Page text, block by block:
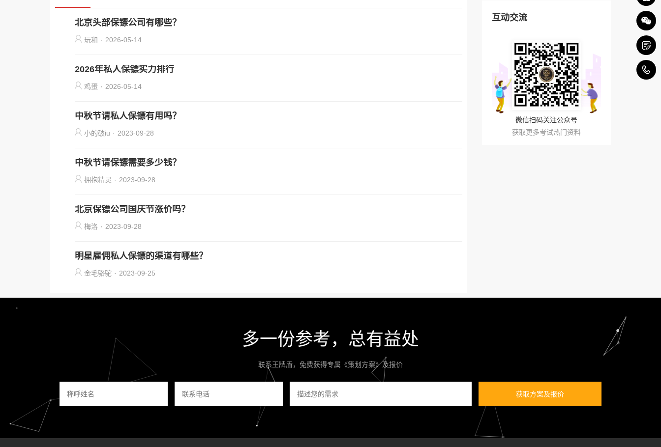
北京头部保镖公司有哪些？
玩和 · 2026-05-14
2026年私人保镖实力排行
鸡蛋 · 2026-05-14
中秋节请私人保镖有用吗？
小的破iu · 2023-09-28
中秋节请保镖需要多少钱？
拥抱精灵 · 2023-09-28
北京保镖公司国庆节涨价吗？
梅洛 · 2023-09-28
明星雇佣私人保镖的渠道有哪些？
金毛骆驼 · 2023-09-25
互动交流
微信扫码关注公众号
获取更多考试热门资料
多一份参考，总有益处
联系王牌盾，免费获得专属《策划方案》及报价
获取方案及报价